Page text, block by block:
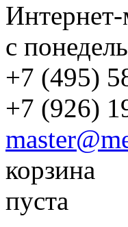
Интернет-
с
+7 (495)
+7 (926)
корзина
пуста